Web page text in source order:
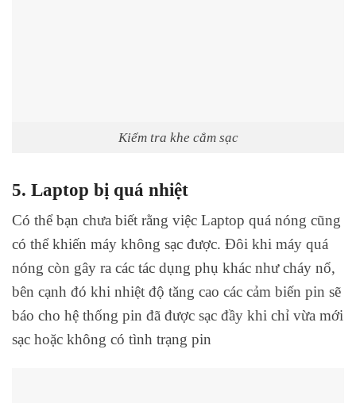
Kiểm tra khe cắm sạc
5. Laptop bị quá nhiệt
Có thể bạn chưa biết rằng việc Laptop quá nóng cũng
có thể khiến máy không sạc được. Đôi khi máy quá
nóng còn gây ra các tác dụng phụ khác như cháy nổ,
bên cạnh đó khi nhiệt độ tăng cao các cảm biến pin sẽ
báo cho hệ thống pin đã được sạc đầy khi chỉ vừa mới
sạc hoặc không có tình trạng pin